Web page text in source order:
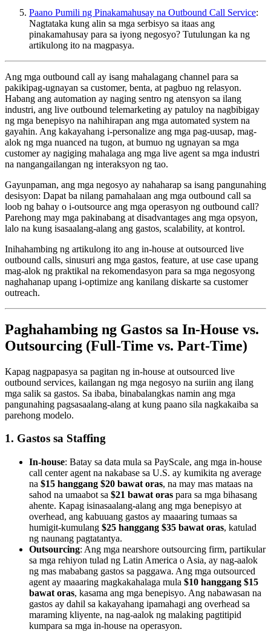
Paano Pumili ng Pinakamahusay na Outbound Call Service:
Nagtataka kung alin sa mga serbisyo sa itaas ang
pinakamahusay para sa iyong negosyo? Tutulungan ka ng
artikulong ito na magpasya.
Ang mga outbound call ay isang mahalagang channel para sa
pakikipag-ugnayan sa customer, benta, at pagbuo ng relasyon.
Habang ang automation ay naging sentro ng atensyon sa ilang
industri, ang live outbound telemarketing ay patuloy na nagbibigay
ng mga benepisyo na nahihirapan ang mga automated system na
gayahin. Ang kakayahang i-personalize ang mga pag-uusap, mag-
alok ng mga nuanced na tugon, at bumuo ng ugnayan sa mga
customer ay nagiging mahalaga ang mga live agent sa mga industri
na nangangailangan ng interaksyon ng tao.
Gayunpaman, ang mga negosyo ay nahaharap sa isang pangunahing
desisyon: Dapat ba nilang pamahalaan ang mga outbound call sa
loob ng bahay o i-outsource ang mga operasyon ng outbound call?
Parehong may mga pakinabang at disadvantages ang mga opsyon,
lalo na kung isasaalang-alang ang gastos, scalability, at kontrol.
Inihahambing ng artikulong ito ang in-house at outsourced live
outbound calls, sinusuri ang mga gastos, feature, at use case upang
mag-alok ng praktikal na rekomendasyon para sa mga negosyong
naghahanap upang i-optimize ang kanilang diskarte sa customer
outreach.
Paghahambing ng Gastos sa In-House vs.
Outsourcing (Full-Time vs. Part-Time)
Kapag nagpapasya sa pagitan ng in-house at outsourced live
outbound services, kailangan ng mga negosyo na suriin ang ilang
mga salik sa gastos. Sa ibaba, binabalangkas namin ang mga
pangunahing pagsasaalang-alang at kung paano sila nagkakaiba sa
parehong modelo.
1. Gastos sa Staffing
In-house: Batay sa data mula sa PayScale, ang mga in-house
call center agent na nakabase sa U.S. ay kumikita ng average
na $15 hanggang $20 bawat oras, na may mas mataas na
sahod na umaabot sa $21 bawat oras para sa mga bihasang
ahente. Kapag isinasaalang-alang ang mga benepisyo at
overhead, ang kabuuang gastos ay maaaring tumaas sa
humigit-kumulang $25 hanggang $35 bawat oras, katulad
ng naunang pagtatantya.
Outsourcing: Ang mga nearshore outsourcing firm, partikular
sa mga rehiyon tulad ng Latin America o Asia, ay nag-aalok
ng mas mababang gastos sa paggawa. Ang mga outsourced
agent ay maaaring magkakahalaga mula $10 hanggang $15
bawat oras, kasama ang mga benepisyo. Ang nabawasan na
gastos ay dahil sa kakayahang ipamahagi ang overhead sa
maraming kliyente, na nag-aalok ng malaking pagtitipid
kumpara sa mga in-house na operasyon.